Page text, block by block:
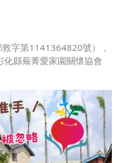
字第1141364820號），
縣蕪菁愛家園關懷協會